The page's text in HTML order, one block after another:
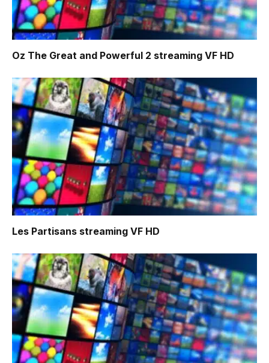
Oz The Great and Powerful 2 streaming VF HD
Les Partisans streaming VF HD